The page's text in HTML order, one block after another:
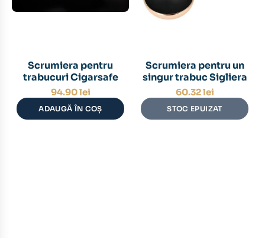
Scrumiera pentru
trabucuri Cigarsafe
94.90lei
ADAUGĂ ÎN COȘ
Scrumiera pentru un
singur trabuc Sigliera
60.32lei
STOC EPUIZAT